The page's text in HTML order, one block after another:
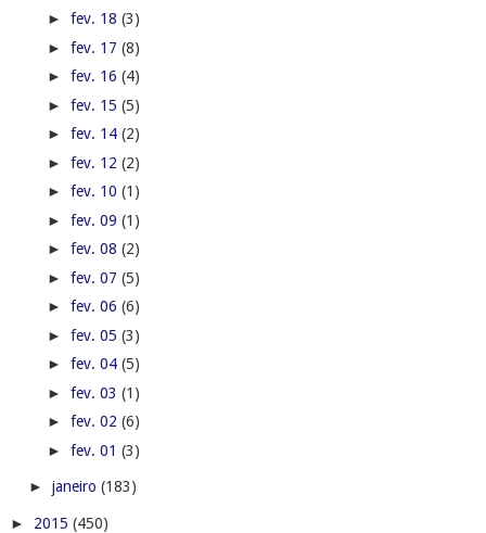
► fev. 18 (3)
► fev. 17 (8)
► fev. 16 (4)
► fev. 15 (5)
► fev. 14 (2)
► fev. 12 (2)
► fev. 10 (1)
► fev. 09 (1)
► fev. 08 (2)
► fev. 07 (5)
► fev. 06 (6)
► fev. 05 (3)
► fev. 04 (5)
► fev. 03 (1)
► fev. 02 (6)
► fev. 01 (3)
► janeiro (183)
► 2015 (450)